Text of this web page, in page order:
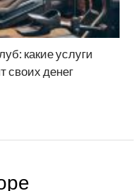
какие услуги
своих денег